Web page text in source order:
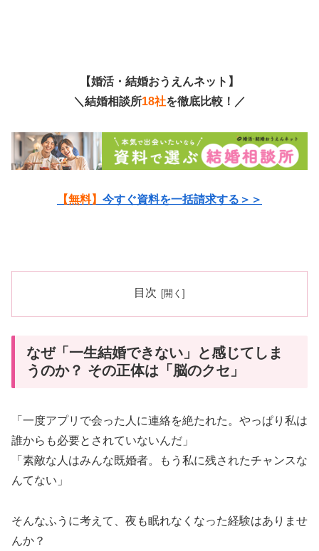
【婚活・結婚おうえんネット】
＼結婚相談所18社を徹底比較！／
【無料】 今すぐ資料を一括請求する＞＞
目次
なぜ「一生結婚できない」と感じてしま
うのか？ その正体は「脳のクセ」
「一度アプリで会った人に連絡を絶たれた。やっぱり私は
誰からも必要とされていないんだ」
「素敵な人はみんな既婚者。もう私に残されたチャンスな
んてない」
そんなふうに考えて、夜も眠れなくなった経験はありませ
んか？